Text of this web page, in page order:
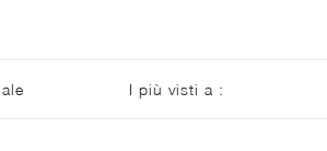
I più visti a :